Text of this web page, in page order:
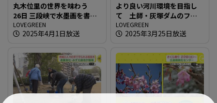
丸木位里の世界を味わう
26日 三段峡で水墨画を書こ
う
LOVEGREEN
2025年4月1日放送
より良い河川環境を目指し
て 土師・灰塚ダムのフラ
ッシュ放流
LOVEGREEN
2025年3月25日放送